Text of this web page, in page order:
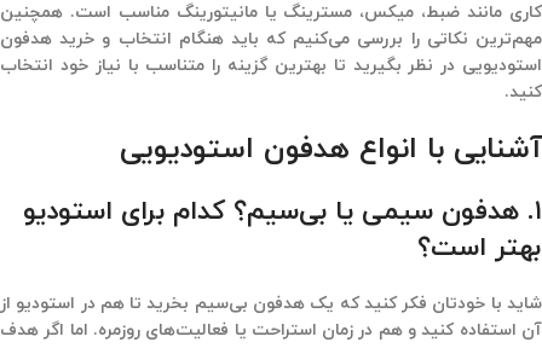
کاری مانند ضبط، میکس، مسترینگ یا مانیتورینگ مناسب است. همچنین
مهم‌ترین نکاتی را بررسی می‌کنیم که باید هنگام انتخاب و خرید هدفون
استودیویی در نظر بگیرید تا بهترین گزینه را متناسب با نیاز خود انتخاب
کنید.
آشنایی با انواع هدفون استودیویی
۱. هدفون سیمی یا بی‌سیم؟ کدام برای استودیو
بهتر است؟
شاید با خودتان فکر کنید که یک هدفون بی‌سیم بخرید تا هم در استودیو از
آن استفاده کنید و هم در زمان استراحت یا فعالیت‌های روزمره. اما اگر هدف